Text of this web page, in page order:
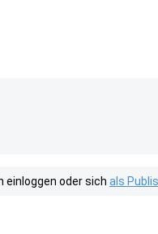
einloggen oder sich als